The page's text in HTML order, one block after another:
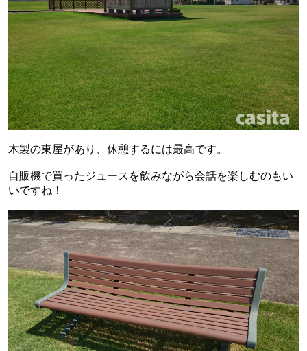
木製の東屋があり、休憩するには最高です。
自販機で買ったジュースを飲みながら会話を楽しむのもい
いですね！